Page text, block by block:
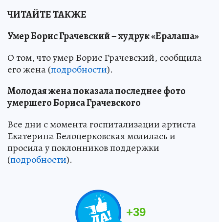
ЧИТАЙТЕ ТАКЖЕ
Умер Борис Грачевский – худрук «Ералаша»
О том, что умер Борис Грачевский, сообщила
его жена (подробности).
Молодая жена показала последнее фото
умершего Бориса Грачевского
Все дни с момента госпитализации артиста
Екатерина Белоцерковская молилась и
просила у поклонников поддержки
(подробности).
+39